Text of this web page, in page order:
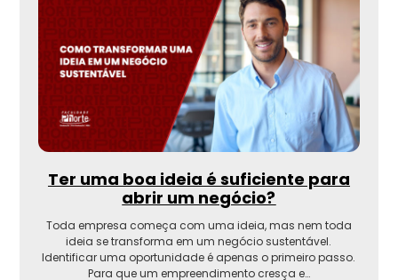
Ter uma boa ideia é suficiente para
abrir um negócio?
Toda empresa começa com uma ideia, mas nem toda
ideia se transforma em um negócio sustentável.
Identificar uma oportunidade é apenas o primeiro passo.
Para que um empreendimento cresça e…